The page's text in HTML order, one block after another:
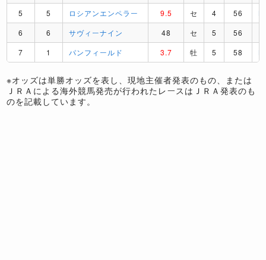
5 5 ロシアンエンペラー 9.5 セ 4 56
6
6 サヴィーナイン 48 セ 5 56
7
1 パンフィールド 3.7 牡 5 58
※オッズは単勝オッズを表し、現地主催者発表のもの、または
ＪＲＡによる海外競馬発売が行われたレースはＪＲＡ発表のも
のを記載しています。